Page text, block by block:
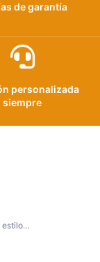
de garantía
personalizada
siempre
estilo…